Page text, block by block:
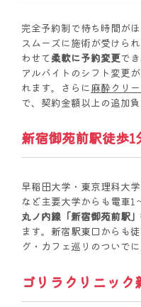
完全予約制で待ち時間が
スムーズに施術が受けら
わせて 柔軟に予約変更で
アルバイトのシフト変更
れます。さらに麻酔クリ
で、契約金額以上の追加負
新宿御苑前駅徒歩1
早稲田大学・東京理科大
など主要大学からも電車1
丸ノ内線「新宿御苑前駅
ます。新宿駅東口からも
グ・カフェ巡りのついで
ゴリラクリニック